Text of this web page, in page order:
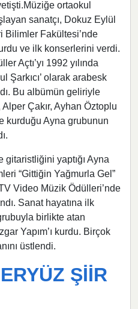
ortaokul
sanatçı, Dokuz Eylül
Bilimler Fakültesi’nde
ve ilk konserlerini verdi.
Açtı’yı 1992 yılında
Şarkıcı’ olarak arabesk
Bu albümün geliriyle
Çakır, Ayhan Öztoplu
kurduğu Ayna grubunun
gitaristliğini yaptığı Ayna
“Gittiğin Yağmurla Gel”
Video Müzik Ödülleri’nde
Sanat hayatına ilk
birlikte atan
Yapım’ı kurdu. Birçok
üstlendi.
ŞİİR